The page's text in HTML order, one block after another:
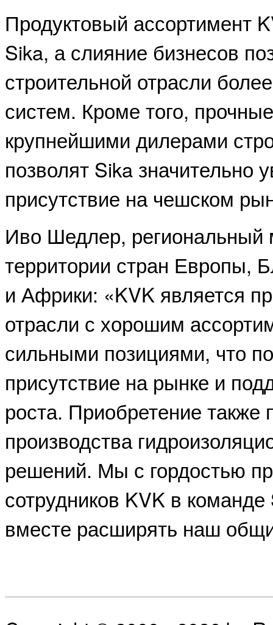
Продуктовый ассортимент
Sika, а слияние бизнесов
строительной отрасли
систем. Кроме того,
крупнейшими дилерами
позволят Sika значительно
присутствие на чешском
Иво Шедлер, региональный
территории стран Европы,
и Африки: «KVK является
отрасли с хорошим
сильными позициями, что
присутствие на рынке и
роста. Приобретение
производства
решений. Мы с гордостью
сотрудников KVK в
вместе расширять наш